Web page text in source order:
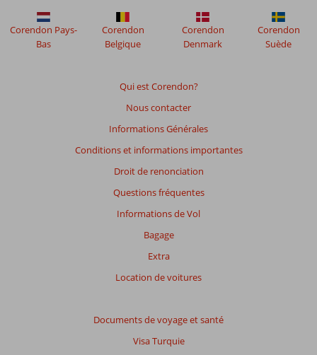
Qui est Corendon?
Nous contacter
Informations Générales
Conditions et informations importantes
Droit de renonciation
Questions fréquentes
Informations de Vol
Bagage
Extra
Location de voitures
Documents de voyage et santé
Visa Turquie
Corendon Pays-
Bas
Corendon
Belgique
Corendon
Denmark
Corendon
Suède